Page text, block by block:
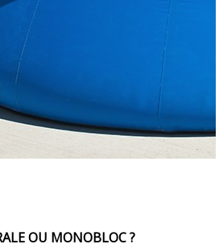
OU MONOBLOC ?